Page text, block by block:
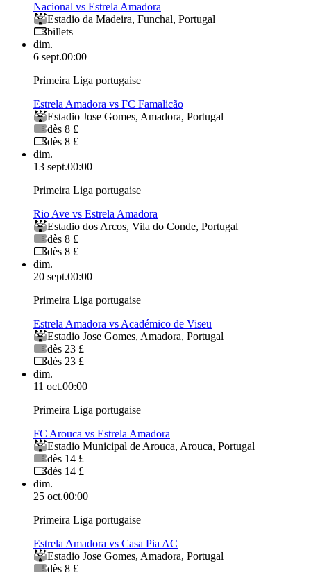
Nacional vs Estrela Amadora
Estadio da Madeira, Funchal, Portugal
billets
dim.
6 sept.00:00
Primeira Liga portugaise
Estrela Amadora vs FC Famalicão
Estadio Jose Gomes, Amadora, Portugal
dès 8 £
dès 8 £
dim.
13 sept.00:00
Primeira Liga portugaise
Rio Ave vs Estrela Amadora
Estadio dos Arcos, Vila do Conde, Portugal
dès 8 £
dès 8 £
dim.
20 sept.00:00
Primeira Liga portugaise
Estrela Amadora vs Académico de Viseu
Estadio Jose Gomes, Amadora, Portugal
dès 23 £
dès 23 £
dim.
11 oct.00:00
Primeira Liga portugaise
FC Arouca vs Estrela Amadora
Estadio Municipal de Arouca, Arouca, Portugal
dès 14 £
dès 14 £
dim.
25 oct.00:00
Primeira Liga portugaise
Estrela Amadora vs Casa Pia AC
Estadio Jose Gomes, Amadora, Portugal
dès 8 £